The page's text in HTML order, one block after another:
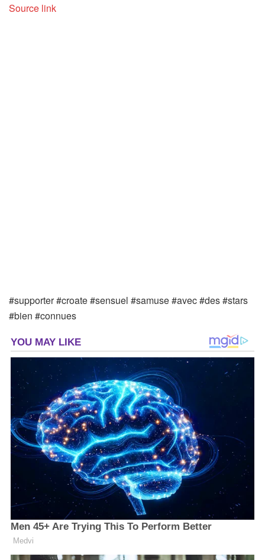
Source link
#supporter #croate #sensuel #samuse #avec #des #stars
#bien #connues